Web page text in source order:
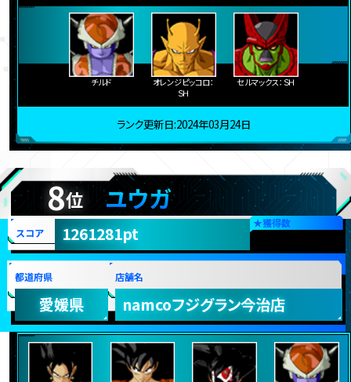
チルド
オレンジピッコロ：
ＳＨ
セルマックス：ＳＨ
ランク更新日:2024年03月24日
8位 ユウガ
★獲得数
スコア 1261281pt
都道府県
愛媛県
店舗名
namcoフジグラン今治店